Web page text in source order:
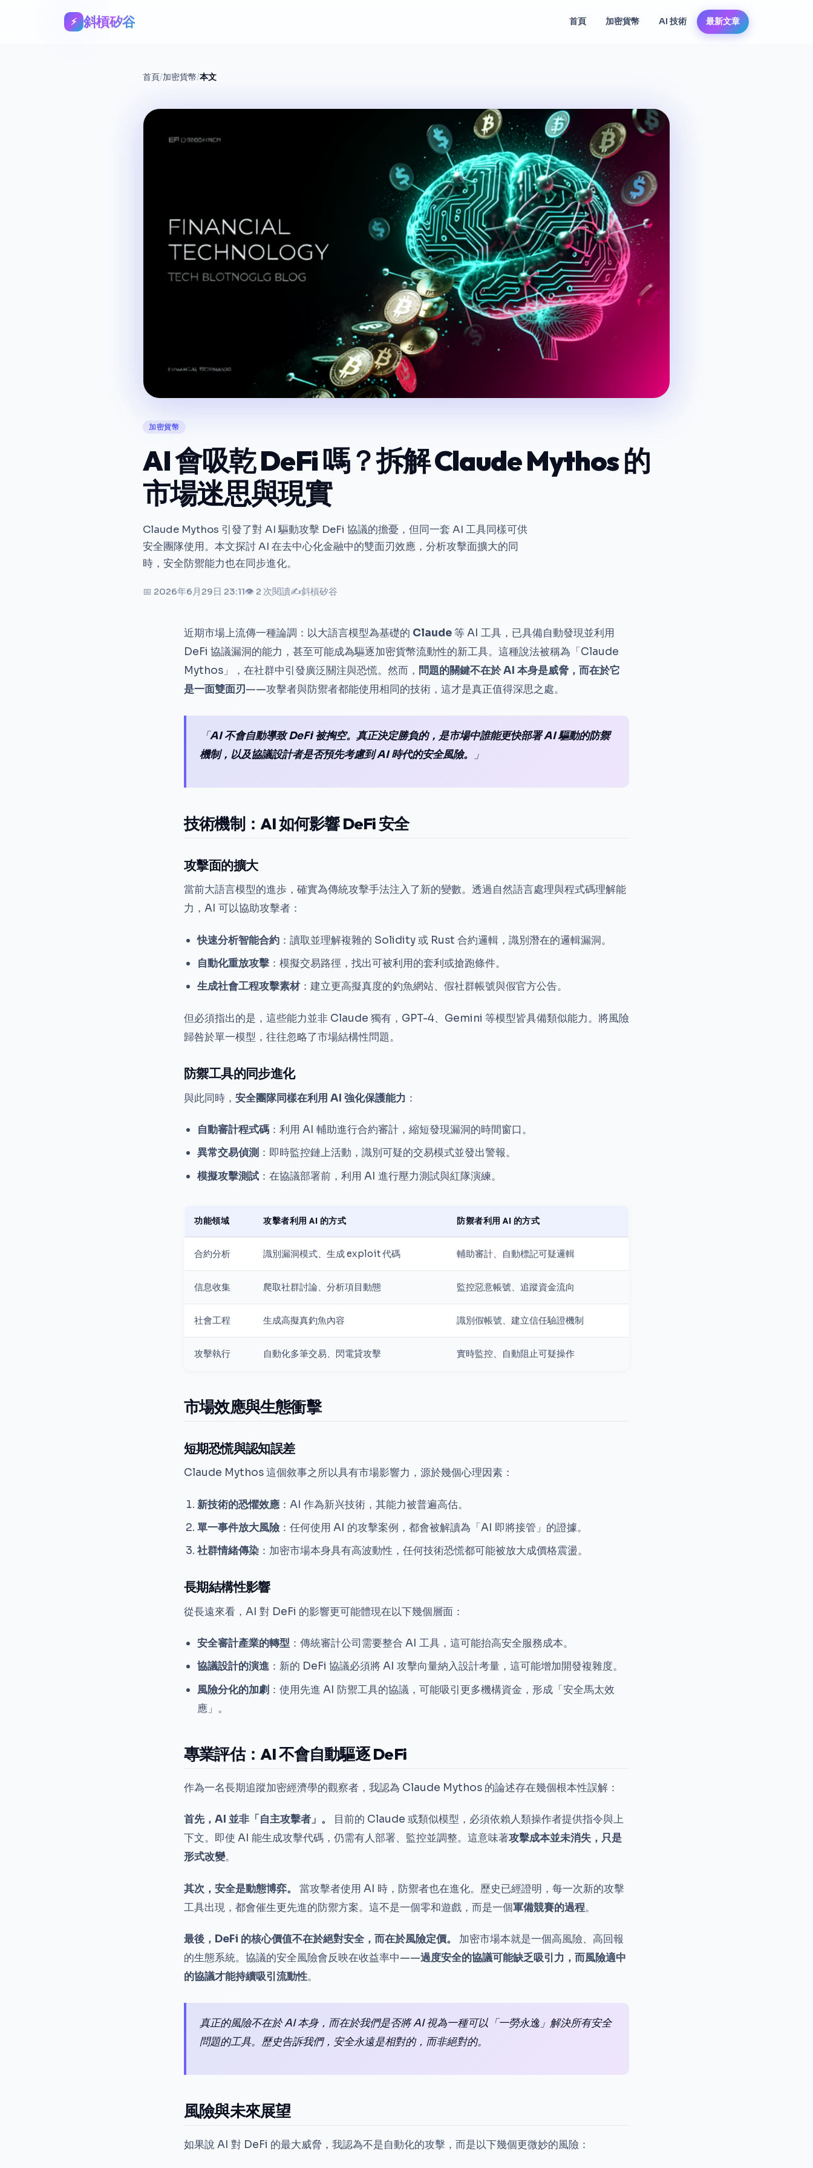
⚡ 斜槓矽谷 首頁 加密貨幣 AI 技術 最新文章
首頁/加密貨幣/本文
加密貨幣
AI 會吸乾 DeFi 嗎？拆解 Claude Mythos 的
市場迷思與現實
Claude Mythos 引發了對 AI 驅動攻擊 DeFi 協議的擔憂，但同一套 AI 工具同樣可供
安全團隊使用。本文探討 AI 在去中心化金融中的雙面刃效應，分析攻擊面擴大的同
時，安全防禦能力也在同步進化。
📅 2026年6月29日 23:11👁 2 次閱讀✍斜槓矽谷
近期市場上流傳一種論調：以大語言模型為基礎的 Claude等 AI 工具，已具備自動發現並利用
DeFi 協議漏洞的能力，甚至可能成為驅逐加密貨幣流動性的新工具。這種說法被稱為「Claude
Mythos」，在社群中引發廣泛關注與恐慌。然而， 問題的關鍵不在於 AI 本身是威脅，而在於它
是一面雙面刃——攻擊者與防禦者都能使用相同的技術，這才是真正值得深思之處。
「AI 不會自動導致 DeFi 被掏空。真正決定勝負的，是市場中誰能更快部署 AI 驅動的防禦
機制，以及協議設計者是否預先考慮到 AI 時代的安全風險。
」
技術機制：AI 如何影響 DeFi 安全
攻擊面的擴大
當前大語言模型的進歩，確實為傳統攻擊手法注入了新的變數。透過自然語言處理與程式碼理解能
力，AI 可以協助攻擊者：
快速分析智能合約 ：讀取並理解複雜的 Solidity 或 Rust 合約邏輯，識別潛在的邏輯漏洞。
自動化重放攻擊 ：模擬交易路徑，找出可被利用的套利或搶跑條件。
生成社會工程攻擊素材：建立更高擬真度的釣魚網站、假社群帳號與假官方公告。
但必須指出的是，這些能力並非 Claude 獨有，GPT-4、Gemini 等模型皆具備類似能力。將風險
歸咎於單一模型，往往忽略了市場結構性問題。
防禦工具的同步進化
與此同時， 安全團隊同樣在利用 AI 強化保護能力 ：
自動審計程式碼 ：利用 AI 輔助進行合約審計，縮短發現漏洞的時間窗口。
異常交易偵測 ：即時監控鏈上活動，識別可疑的交易模式並發出警報。
模擬攻擊測試 ：在協議部署前，利用 AI 進行壓力測試與紅隊演練。
功能領域 攻擊者利用 AI 的方式 防禦者利用 AI 的方式
合約分析 識別漏洞模式、生成 exploit 代碼 輔助審計、自動標記可疑邏輯
信息收集 爬取社群討論、分析項目動態 監控惡意帳號、追蹤資金流向
社會工程 生成高擬真釣魚內容 識別假帳號、建立信任驗證機制
攻擊執行 自動化多筆交易、閃電貸攻擊 實時監控、自動阻止可疑操作
市場效應與生態衝擊
短期恐慌與認知誤差
Claude Mythos 這個敘事之所以具有市場影響力，源於幾個心理因素：
新技術的恐懼效應 ：AI 作為新兴技術，其能力被普遍高估。
單一事件放大風險：任何使用 AI 的攻擊案例，都會被解讀為「AI 即將接管」的證據。
社群情緒傳染 ：加密市場本身具有高波動性，任何技術恐慌都可能被放大成價格震盪。
長期結構性影響
從長遠來看，AI 對 DeFi 的影響更可能體現在以下幾個層面：
安全審計產業的轉型 ：傳統審計公司需要整合 AI 工具，這可能抬高安全服務成本。
協議設計的演進 ：新的 DeFi 協議必須將 AI 攻擊向量納入設計考量，這可能增加開發複雜度。
風險分化的加劇 ：使用先進 AI 防禦工具的協議，可能吸引更多機構資金，形成「安全馬太效
應」。
專業評估：AI 不會自動驅逐 DeFi
作為一名長期追蹤加密經濟學的觀察者，我認為 Claude Mythos 的論述存在幾個根本性誤解：
首先，AI 並非「自主攻擊者」。
目前的 Claude 或類似模型，必須依賴人類操作者提供指令與上
下文。即使 AI 能生成攻擊代碼，仍需有人部署、監控並調整。這意味著攻擊成本並未消失，只是
形式改變。
其次，安全是動態博弈。
當攻擊者使用 AI 時，防禦者也在進化。歷史已經證明，每一次新的攻擊
工具出現，都會催生更先進的防禦方案。這不是一個零和遊戲，而是一個軍備競賽的過程。
最後，DeFi 的核心價值不在於絕對安全，而在於風險定價。
加密市場本就是一個高風險、高回報
的生態系統。協議的安全風險會反映在收益率中——過度安全的協議可能缺乏吸引力，而風險適中
的協議才能持續吸引流動性。
真正的風險不在於 AI 本身，而在於我們是否將 AI 視為一種可以「一勞永逸」解決所有安全
問題的工具。歷史告訴我們，安全永遠是相對的，而非絕對的。
風險與未來展望
如果說 AI 對 DeFi 的最大威脅，我認為不是自動化的攻擊，而是以下幾個更微妙的風險：